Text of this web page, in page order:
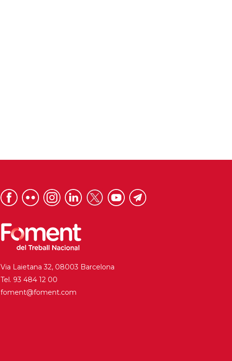
Via Laietana 32, 08003 Barcelona
Tel. 93 484 12 00
foment@foment.com